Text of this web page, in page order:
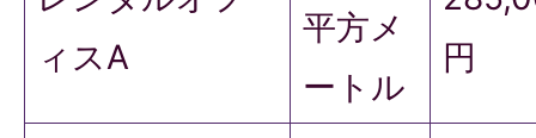
ィスA
平方メ
ートル
円